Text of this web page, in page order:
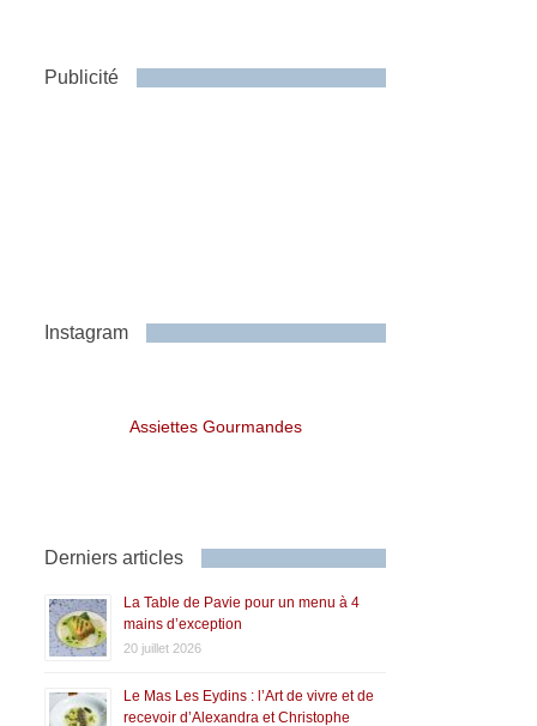
Publicité
Instagram
Assiettes Gourmandes
Derniers articles
La Table de Pavie pour un menu à 4
mains d’exception
20 juillet 2026
Le Mas Les Eydins : l’Art de vivre et de
recevoir d’Alexandra et Christophe